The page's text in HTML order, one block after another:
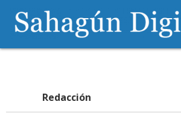
Redacción